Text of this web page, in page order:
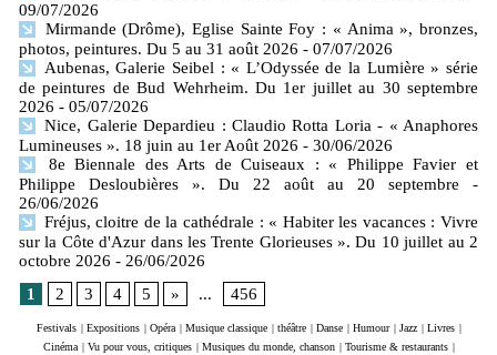
09/07/2026
Mirmande (Drôme), Eglise Sainte Foy : « Anima », bronzes,
photos, peintures. Du 5 au 31 août 2026 - 07/07/2026
Aubenas, Galerie Seibel : « L’Odyssée de la Lumière » série
de peintures de Bud Wehrheim. Du 1er juillet au 30 septembre
2026 - 05/07/2026
Nice, Galerie Depardieu : Claudio Rotta Loria - « Anaphores
Lumineuses ». 18 juin au 1er Août 2026 - 30/06/2026
8e Biennale des Arts de Cuiseaux : « Philippe Favier et
Philippe Desloubières ». Du 22 août au 20 septembre
-
26/06/2026
Fréjus, cloitre de la cathédrale : « Habiter les vacances : Vivre
sur la Côte d'Azur dans les Trente Glorieuses ». Du 10 juillet au 2
octobre 2026 - 26/06/2026
1
2 3 4 5 » ... 456
Festivals | Expositions | Opéra | Musique classique | théâtre | Danse | Humour | Jazz | Livres |
Cinéma | Vu pour vous, critiques | Musiques du monde, chanson | Tourisme & restaurants |